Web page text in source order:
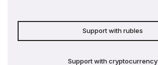
Support with rubles
Support with cryptocurrency